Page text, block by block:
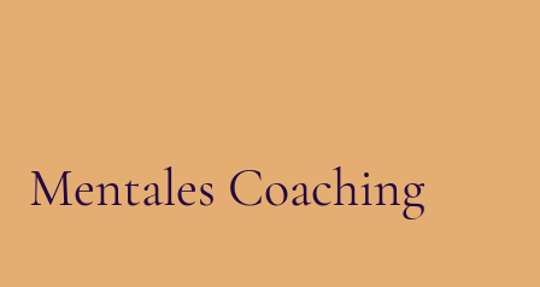
Mentales Coaching